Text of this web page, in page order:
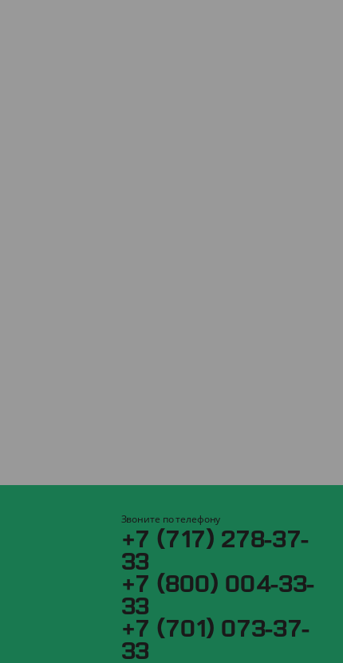
Звоните по телефону
+7 (717) 278-37-
33
+7 (800) 004-33-
33
+7 (701) 073-37-
33